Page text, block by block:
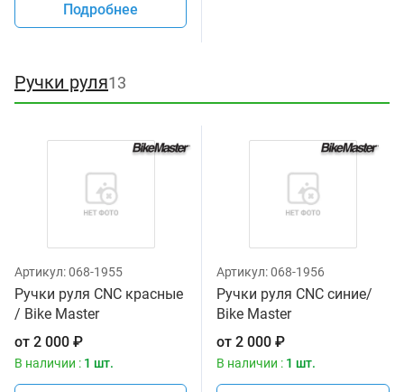
Подробнее
Ручки руля13
Артикул:068-1955
Ручки руля CNC красные
/ Bike Master
от 2 000 ₽
В наличии : 1 шт.
Артикул:068-1956
Ручки руля CNC синие/
Bike Master
от 2 000 ₽
В наличии : 1 шт.